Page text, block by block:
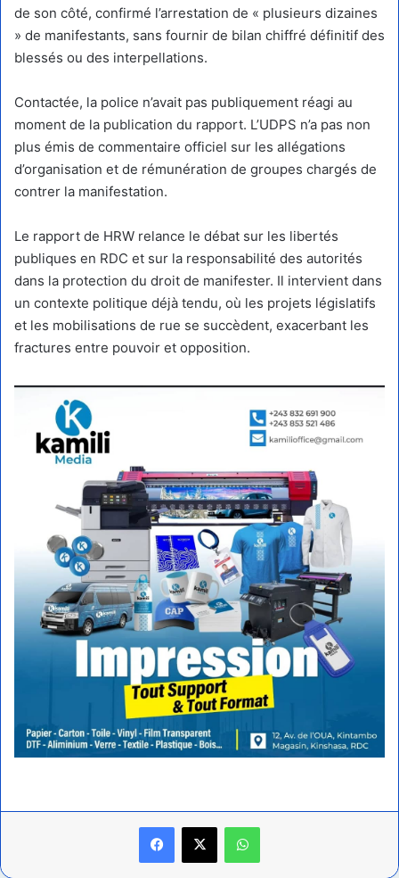
de son côté, confirmé l’arrestation de « plusieurs dizaines
» de manifestants, sans fournir de bilan chiffré définitif des
blessés ou des interpellations.
Contactée, la police n’avait pas publiquement réagi au
moment de la publication du rapport. L’UDPS n’a pas non
plus émis de commentaire officiel sur les allégations
d’organisation et de rémunération de groupes chargés de
contrer la manifestation.
Le rapport de HRW relance le débat sur les libertés
publiques en RDC et sur la responsabilité des autorités
dans la protection du droit de manifester. Il intervient dans
un contexte politique déjà tendu, où les projets législatifs
et les mobilisations de rue se succèdent, exacerbant les
fractures entre pouvoir et opposition.
Facebook
X WhatsApp